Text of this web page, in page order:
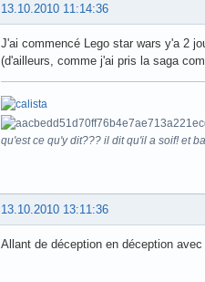
13.10.2010 11:14:36
J'ai commencé Lego star wars y'a 2
(d'ailleurs, comme j'ai pris la saga
qu'est ce qu'y dit??? il dit qu'il a soif! et
13.10.2010 13:11:36
Allant de déception en déception